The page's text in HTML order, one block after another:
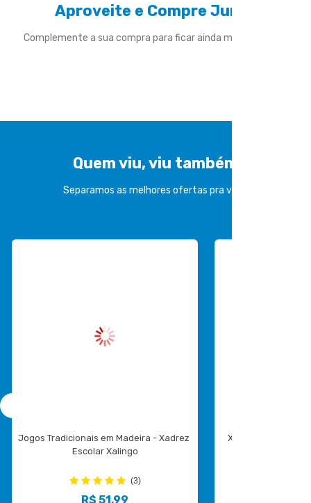
Aproveite e Compre Junto
Complemente a sua compra para ficar ainda mais divertido
Quem viu, viu também
Separamos as melhores ofertas pra você
Jogos Tradicionais em Madeira - Xadrez
Escolar Xalingo
(3)
R$ 51,99
Xadrez E Damas -